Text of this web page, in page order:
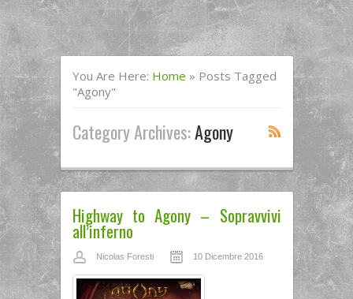
You Are Here: Home » Posts Tagged
"agony"
Category Archives:Agony
Highway to Agony – Sopravvivi
all’inferno
Nicolas Foresti 10 Dicembre 2016